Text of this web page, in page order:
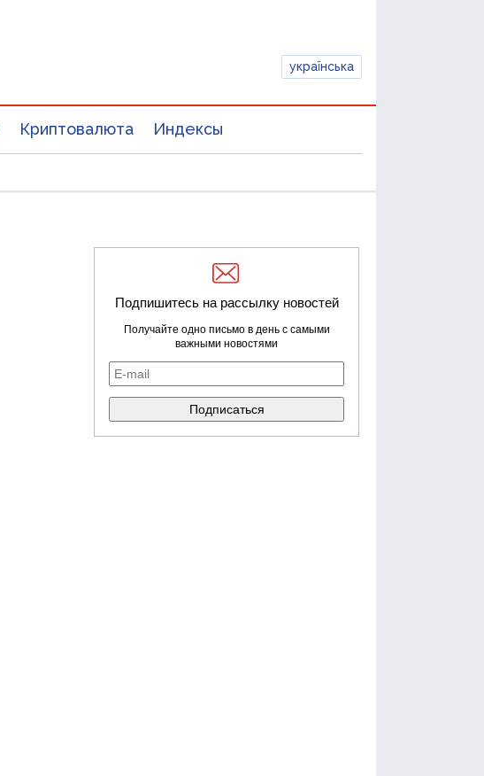
українська
Криптовалюта Индексы
Подпишитесь на рассылку новостей
Получайте одно письмо в день с самыми
важными новостями